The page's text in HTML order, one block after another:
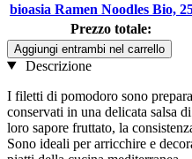
bioasia Ramen Noodles Bio,
Prezzo totale:
Aggiungi entrambi nel carrello
Descrizione
I filetti di pomodoro sono
conservati in una delicata salsa
loro sapore fruttato, la
Sono ideali per arricchire e